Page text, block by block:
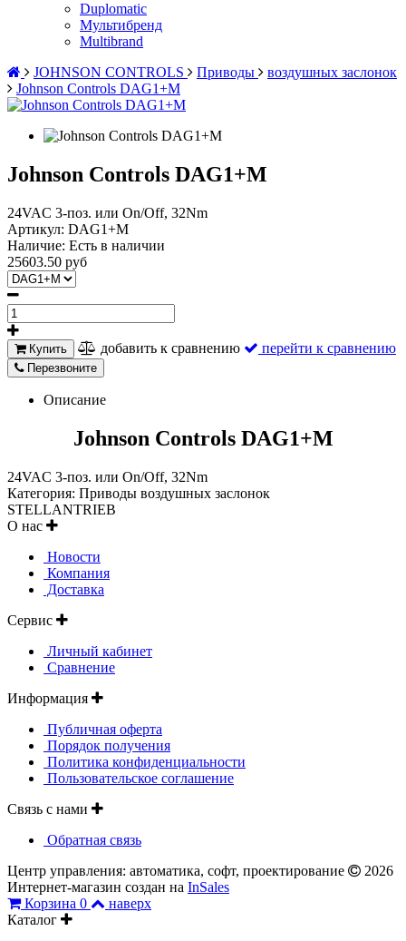
Duplomatic
Мультибренд
Multibrand
JOHNSON CONTROLS
Приводы
воздушных заслонок
Johnson Controls DAG1+M
Johnson Controls DAG1+M
24VAC 3-поз. или On/Off, 32Nm
Артикул: DAG1+M
Наличие: Есть в наличии
25603.50 руб
Купить добавить к сравнению перейти к сравнению
Перезвоните
Описание
Johnson Controls DAG1+M
24VAC 3-поз. или On/Off, 32Nm
Категория: Приводы воздушных заслонок
STELLANTRIEB
О нас
Новости
Компания
Доставка
Сервис
Личный кабинет
Сравнение
Информация
Публичная оферта
Порядок получения
Политика конфиденциальности
Пользовательское соглашение
Связь с нами
Обратная связь
Центр управления: автоматика, софт, проектирование
2026
Интернет-магазин создан на InSales
Корзина 0
наверх
Каталог